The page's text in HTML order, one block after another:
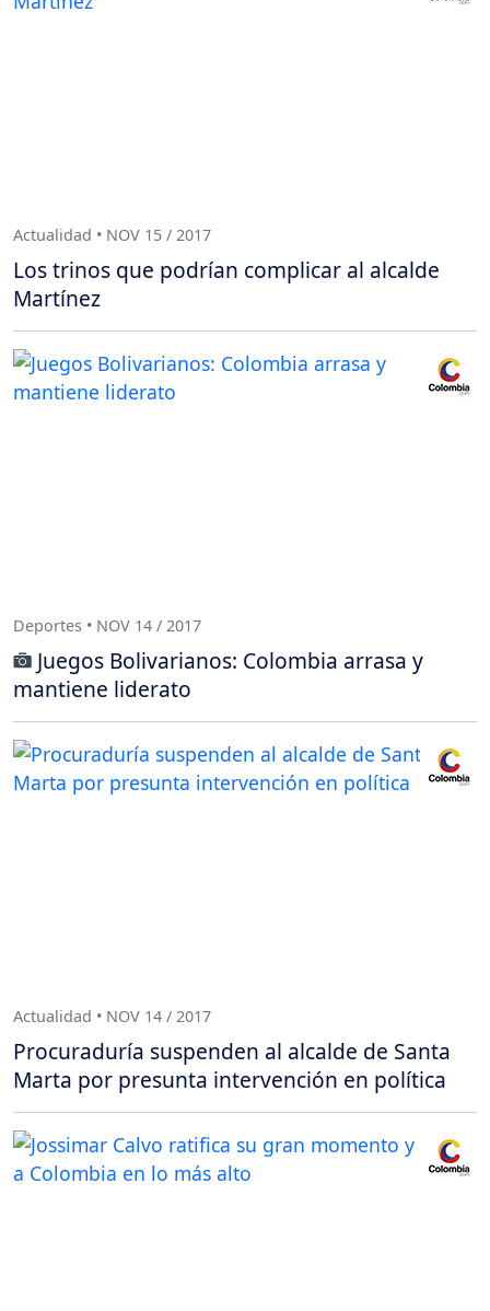
Actualidad • NOV 15 / 2017
Los trinos que podrían complicar al alcalde
Martínez
Deportes • NOV 14 / 2017
Juegos Bolivarianos: Colombia arrasa y
mantiene liderato
Actualidad • NOV 14 / 2017
Procuraduría suspenden al alcalde de Santa
Marta por presunta intervención en política